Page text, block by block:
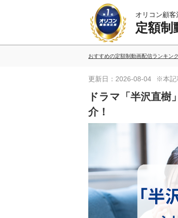
オリコン顧
定額制
おすすめの定額制動画配信ランキン
更新日：2026-08-04 ※本記
ドラマ「半沢直
介！